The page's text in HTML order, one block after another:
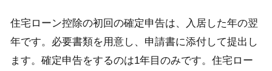
住宅ローン控除の初回の確定申告は、入居した年の翌
年です。必要書類を用意し、申請書に添付して提出し
ます。確定申告をするのは1年目のみです。住宅ロー